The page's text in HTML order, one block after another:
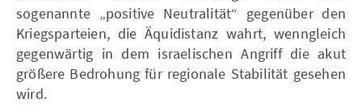
sogenannte „positive Neutralität“ gegenüber den
Kriegsparteien, die Äquidistanz wahrt, wenngleich
gegenwärtig in dem israelischen Angriff die akut
größere Bedrohung für regionale Stabilität gesehen
wird.